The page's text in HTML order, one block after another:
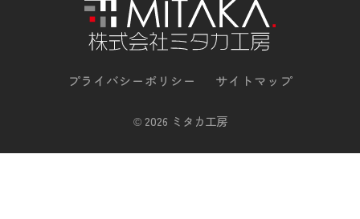
プライバシーポリシー サイトマップ
©2026 ミタカ工房